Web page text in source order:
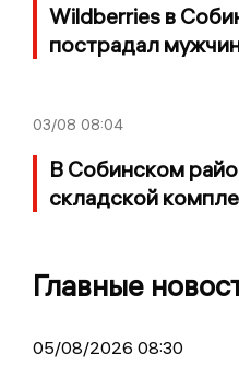
Wildberries в
пострадал
03/08 08:04
В Собинском
складской
Главные
05/08/2026 08:30